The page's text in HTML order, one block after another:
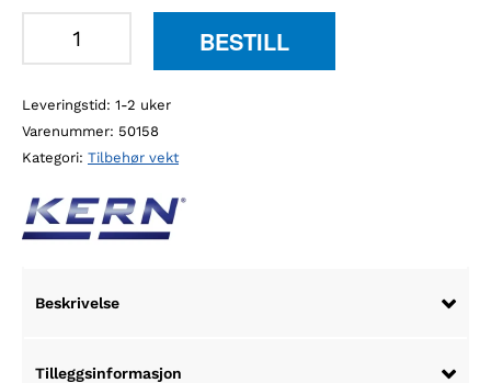
beskyttelsesdeksel
antall
BESTILL
Leveringstid: 1-2 uker
Varenummer: 50158
Kategori: Tilbehør vekt
Beskrivelse
Tilleggsinformasjon